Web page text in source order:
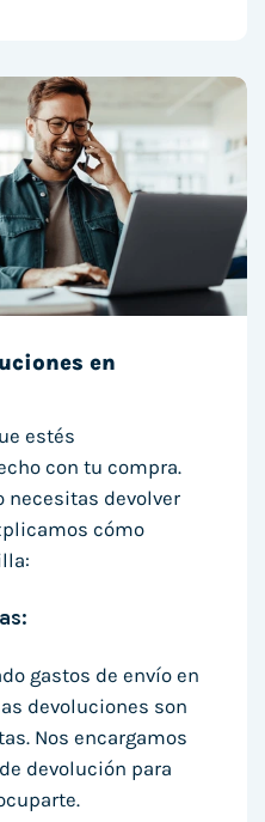
en
estés
con tu compra.
necesitas devolver
cómo
gastos de envío en
devoluciones son
Nos encargamos
devolución para